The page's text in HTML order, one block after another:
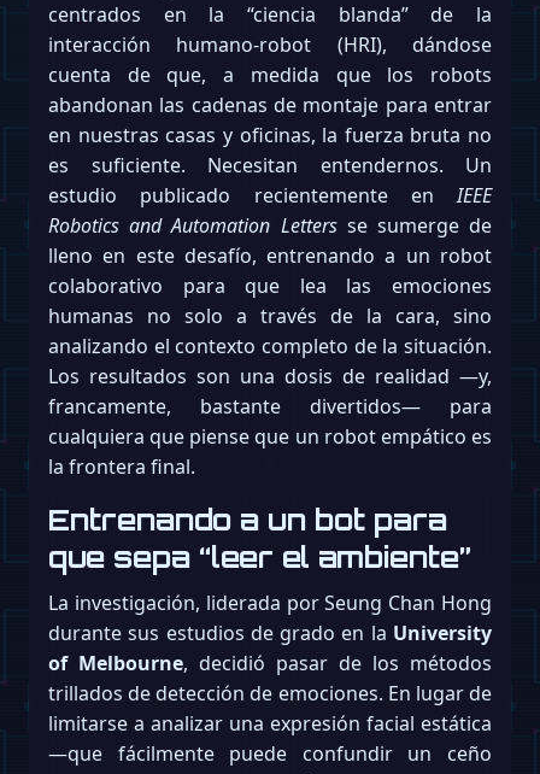
centrados en la “ciencia blanda” de la
interacción humano-robot (HRI), dándose
cuenta de que, a medida que los robots
abandonan las cadenas de montaje para entrar
en nuestras casas y oficinas, la fuerza bruta no
es suficiente. Necesitan entendernos. Un
estudio publicado recientemente enIEEE
Robotics and Automation Lettersse sumerge de
lleno en este desafío, entrenando a un robot
colaborativo para que lea las emociones
humanas no solo a través de la cara, sino
analizando el contexto completo de la situación.
Los resultados son una dosis de realidad —y,
francamente, bastante divertidos— para
cualquiera que piense que un robot empático es
la frontera final.
Entrenando a un bot para
que sepa “leer el ambiente”
La investigación, liderada por Seung Chan Hong
durante sus estudios de grado en la University
of Melbourne, decidió pasar de los métodos
trillados de detección de emociones. En lugar de
limitarse a analizar una expresión facial estática
—que fácilmente puede confundir un ceño